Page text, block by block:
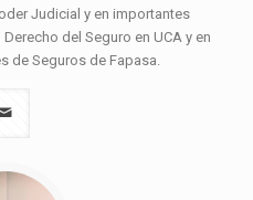
Judicial y en importantes
del Seguro en UCA y en
de Seguros de Fapasa.